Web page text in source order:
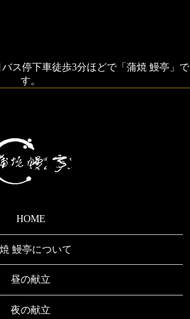
ス停下車徒歩3分ほどで「蒲焼 鰻亭」で
す。
HOME
鰻亭について
昼の献立
夜の献立